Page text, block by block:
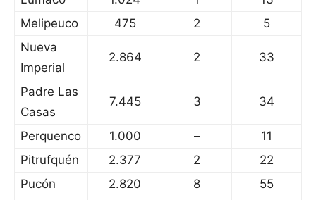
Melipeuco
475 2
5
Nueva
Imperial
2.864 2 33
Padre Las
Casas
7.445 3 34
Perquenco 1.000 –
11
Pitrufquén
2.377 2
22
Pucón
2.820 8
55